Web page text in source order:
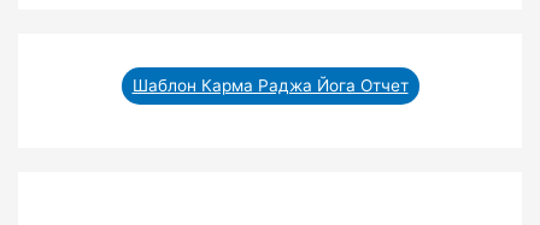
Шаблон Карма Раджа Йога Отчет